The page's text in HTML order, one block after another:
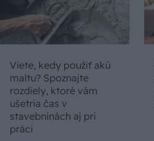
Viete, kedy použiť akú
maltu? Spoznajte
rozdiely, ktoré vám
ušetria čas v
stavebninách aj pri
práci